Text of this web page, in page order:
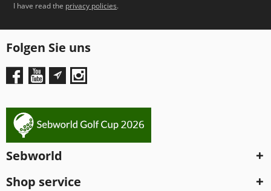
I have read the privacy policies.
Folgen Sie uns
Sebworld
Shop service